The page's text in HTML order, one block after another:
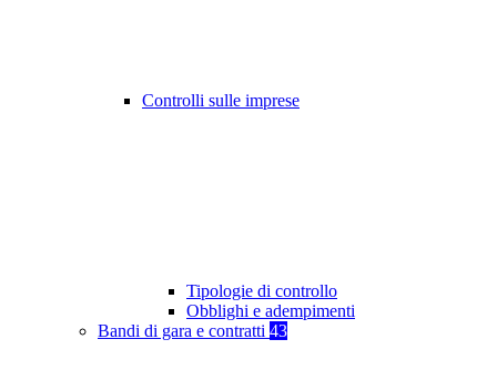
Controlli sulle imprese
Tipologie di controllo
Obblighi e adempimenti
Bandi di gara e contratti 43